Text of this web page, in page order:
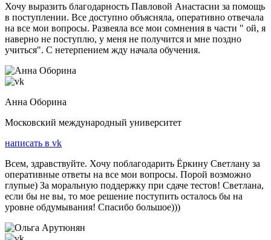
Хочу выразить благодарность Павловой Анастасии за помощь
в поступлении. Все доступно объясняла, оперативно отвечала
на все мои вопросы. Развеяла все мои сомнения в части " ой, я
наверно не поступлю, у меня не получится и мне поздно
учиться". С нетерпением жду начала обучения.
Анна Оборина
Московский международный университет
написать в vk
Всем, здравствуйте. Хочу поблагодарить Ёркину Светлану за
оперативные ответы на все мои вопросы. Порой возможно
глупые) За моральную поддержку при сдаче тестов! Светлана,
если бы не вы, то мое решение поступить осталось бы на
уровне обдумывания! Спасибо большое)))